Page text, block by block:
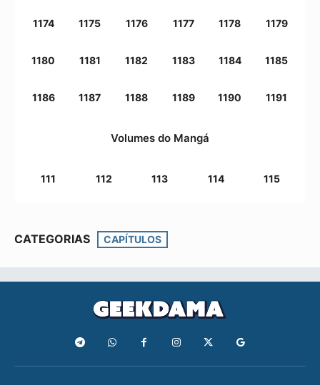
1174 1175 1176 1177 1178 1179
1180 1181 1182 1183 1184 1185
1186 1187 1188 1189 1190 1191
Volumes do Mangá
111 112 113 114 115
CATEGORIAS CAPÍTULOS